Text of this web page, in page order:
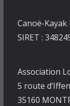
Canoë-Kayak
SIRET :
Association
5 route
35160